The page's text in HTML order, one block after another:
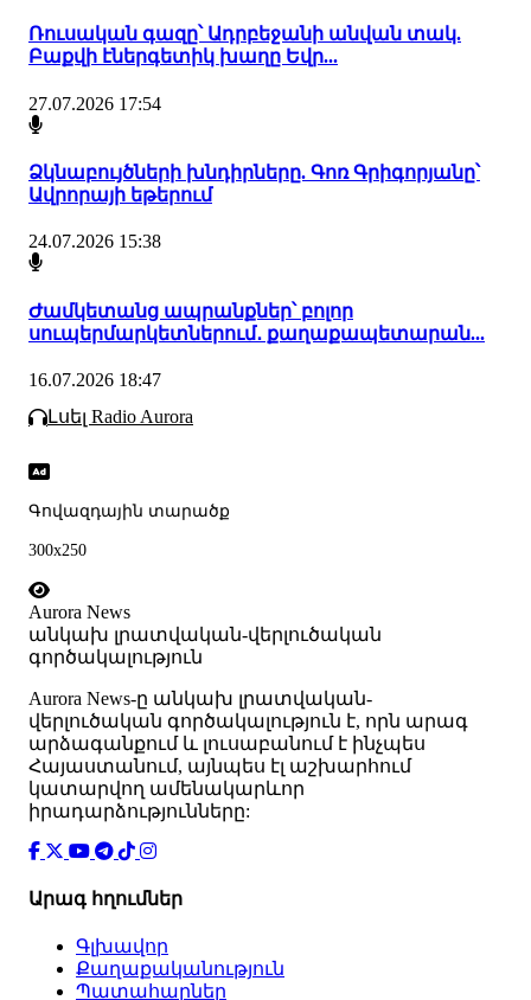
Ռուսական գազը՝ Ադրբեջանի անվան տակ.
Բաքվի էներգետիկ խաղը Եվր...
27.07.2026 17:54
Ձկնաբույծների խնդիրները. Գոռ Գրիգորյանը՝
Ավրորայի եթերում
24.07.2026 15:38
Ժամկետանց ապրանքներ՝ բոլոր
սուպերմարկետներում․ քաղաքապետարան...
16.07.2026 18:47
Լսել Radio Aurora
Գովազդային տարածք
300x250
Aurora News
անկախ լրատվական-վերլուծական
գործակալություն
Аurora News-ը անկախ լրատվական-
վերլուծական գործակալություն է, որն արագ
արձագանքում և լուսաբանում է ինչպես
Հայաստանում, այնպես էլ աշխարհում
կատարվող ամենակարևոր
իրադարձությունները:
Արագ հղումներ
Գլխավոր
Քաղաքականություն
Պատահարներ